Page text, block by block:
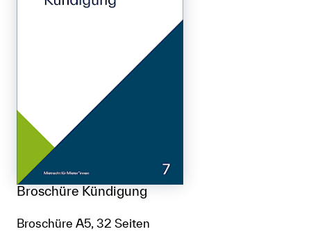
Broschüre Kündigung
Broschüre A5, 32 Seiten